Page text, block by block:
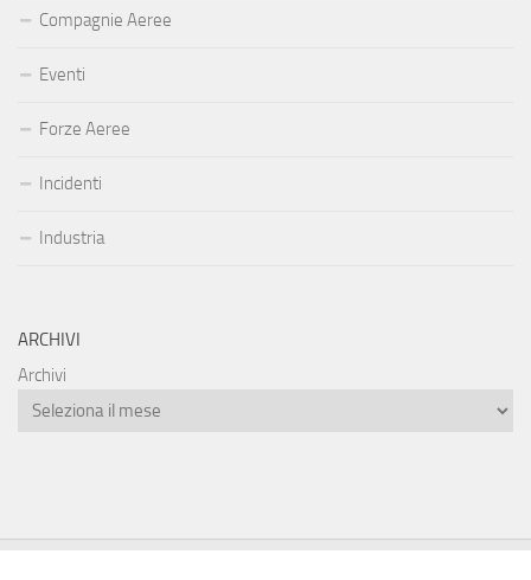
Compagnie Aeree
Eventi
Forze Aeree
Incidenti
Industria
ARCHIVI
Archivi